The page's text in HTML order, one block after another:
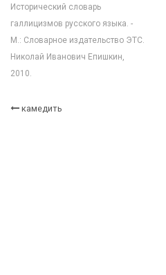
Исторический словарь
галлицизмов русского языка. -
М.: Словарное издательство ЭТС.
Николай Иванович Епишкин,
2010.
камедить